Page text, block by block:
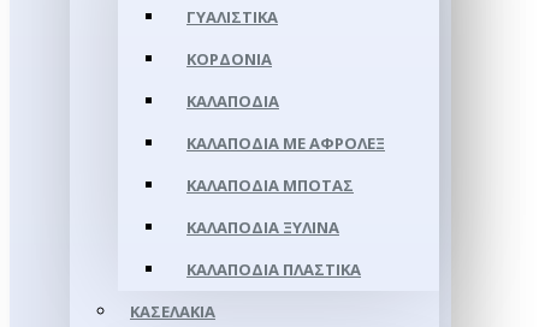
ΓΥΑΛΙΣΤΙΚΆ
ΚΟΡΔΌΝΙΑ
ΚΑΛΑΠΌΔΙΑ
ΚΑΛΑΠΌΔΙΑ ΜΕ ΑΦΡΟΛΕΞ
ΚΑΛΑΠΌΔΙΑ ΜΠΌΤΑΣ
ΚΑΛΑΠΌΔΙΑ ΞΎΛΙΝΑ
ΚΑΛΑΠΌΔΙΑ ΠΛΑΣΤΙΚΆ
ΚΑΣΕΛΆΚΙΑ